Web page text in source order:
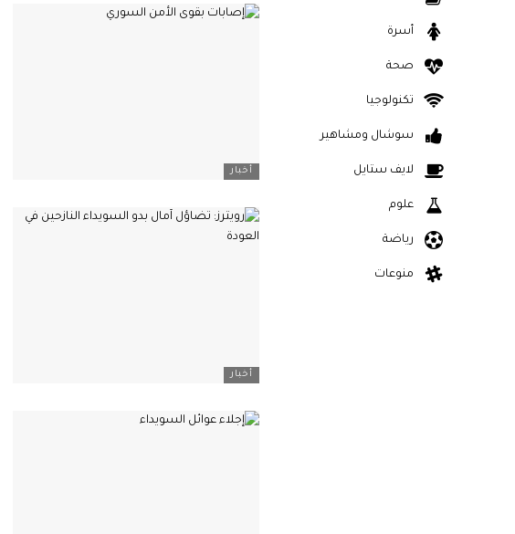
أخبار
أخبار
أسرة
صحة
تكنولوجيا
سوشال ومشاهير
لايف ستايل
علوم
رياضة
منوعات